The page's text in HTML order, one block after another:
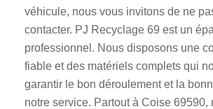
véhicule, nous vous invitons de ne
contacter. PJ Recyclage 69 est un
professionnel. Nous disposons une
fiable et des matériels complets qui
garantir le bon déroulement et la
notre service. Partout à Coise 69590,